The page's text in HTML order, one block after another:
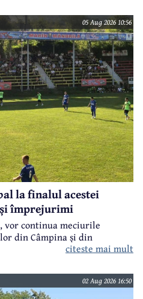
05 Aug 2026 10:56
la finalul acestei
împrejurimi
vor continua meciurile
din Câmpina și din
citeste mai mult
02 Aug 2026 16:50